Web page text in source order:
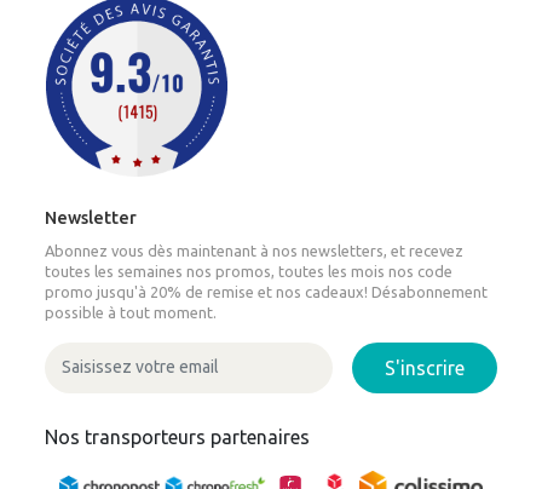
Newsletter
Abonnez vous dès maintenant à nos newsletters, et recevez
toutes les semaines nos promos, toutes les mois nos code
promo jusqu'à 20% de remise et nos cadeaux! Désabonnement
possible à tout moment.
S'inscrire
Nos transporteurs partenaires